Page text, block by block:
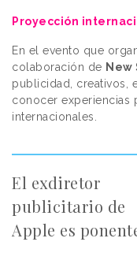
Proyección
En el evento que
colaboración de New
publicidad, creativos,
conocer experiencias
internacionales.
El exdiretor
publicitario de
Apple es